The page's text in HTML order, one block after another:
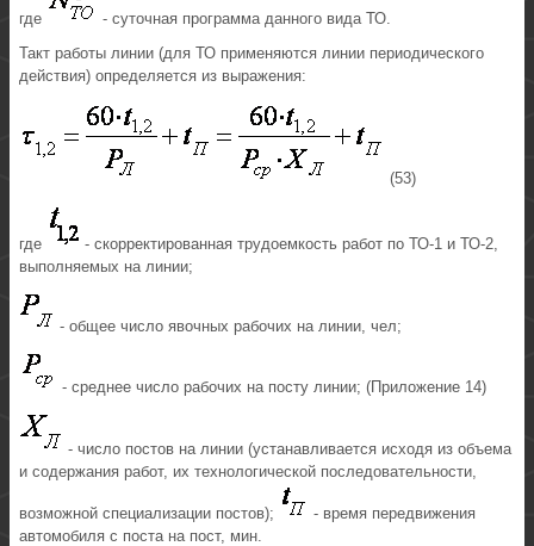
где
- суточная программа данного вида ТО.
Такт работы линии (для ТО применяются линии периодического
действия) определяется из выражения:
(53)
где
- скорректированная трудоемкость работ по ТО-1 и ТО-2,
выполняемых на линии;
- общее число явочных рабочих на линии, чел;
- среднее число рабочих на посту линии; (Приложение 14)
- число постов на линии (устанавливается исходя из объема
и содержания работ, их технологической последовательности,
возможной специализации постов);
- время передвижения
автомобиля с поста на пост, мин.